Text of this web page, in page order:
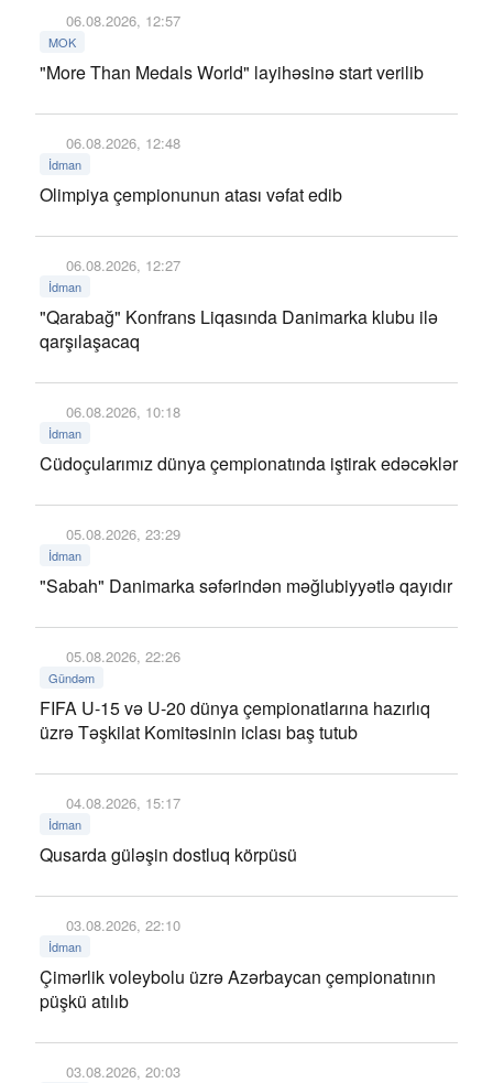
06.08.2026, 12:57
MOK
"More Than Medals World" layihəsinə start verilib
06.08.2026, 12:48
İdman
Olimpiya çempionunun atası vəfat edib
06.08.2026, 12:27
İdman
"Qarabağ" Konfrans Liqasında Danimarka klubu ilə
qarşılaşacaq
06.08.2026, 10:18
İdman
Cüdoçularımız dünya çempionatında iştirak edəcəklər
05.08.2026, 23:29
İdman
"Sabah" Danimarka səfərindən məğlubiyyətlə qayıdır
05.08.2026, 22:26
Gündəm
FIFA U-15 və U-20 dünya çempionatlarına hazırlıq
üzrə Təşkilat Komitəsinin iclası baş tutub
04.08.2026, 15:17
İdman
Qusarda güləşin dostluq körpüsü
03.08.2026, 22:10
İdman
Çimərlik voleybolu üzrə Azərbaycan çempionatının
püşkü atılıb
03.08.2026, 20:03